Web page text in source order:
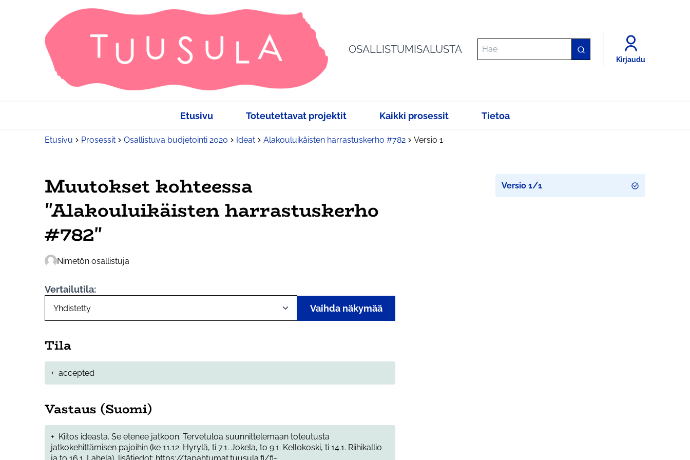
OSALLISTUMISALUSTA
Kirjaudu
Etusivu Toteutettavat projektit Kaikki prosessit Tietoa
Etusivu Prosessit Osallistuva budjetointi 2020 Ideat Alakouluikäisten harrastuskerho #782 Versio 1
Muutokset kohteessa
"Alakouluikäisten harrastuskerho
#782"
Nimetön osallistuja
Vertailutila:
Vaihda näkymää
Tila
+ accepted
Vastaus (Suomi)
+ Kiitos ideasta. Se etenee jatkoon. Tervetuloa suunnittelemaan toteutusta
jatkokehittämisen pajoihin (ke 11.12. Hyrylä, ti 7.1. Jokela, to 9.1. Kellokoski, ti 14.1. Riihikallio
Versio 1/1